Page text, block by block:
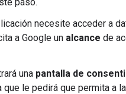
necesite acceder a
a Google un alcance de
una pantalla de
que le pedirá que permita a